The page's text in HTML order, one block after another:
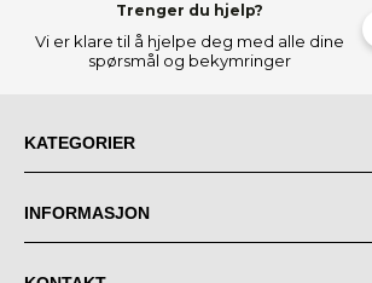
Trenger du hjelp?
Vi er klare til å hjelpe deg med alle dine
spørsmål og bekymringer
KATEGORIER
INFORMASJON